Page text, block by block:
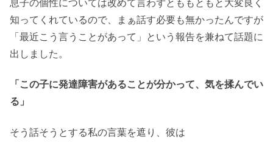
知ってくれているので、まぁ話す必要も無かったんですが
「最近こう言うことがあって」という報告を兼ねて話題に
出しました。
「この子に発達障害があることが分かって、気を揉んでい
る」
そう話そうとする私の言葉を遮り、彼は